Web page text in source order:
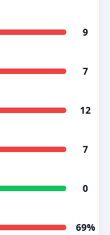
9
7
12
7
0
69%